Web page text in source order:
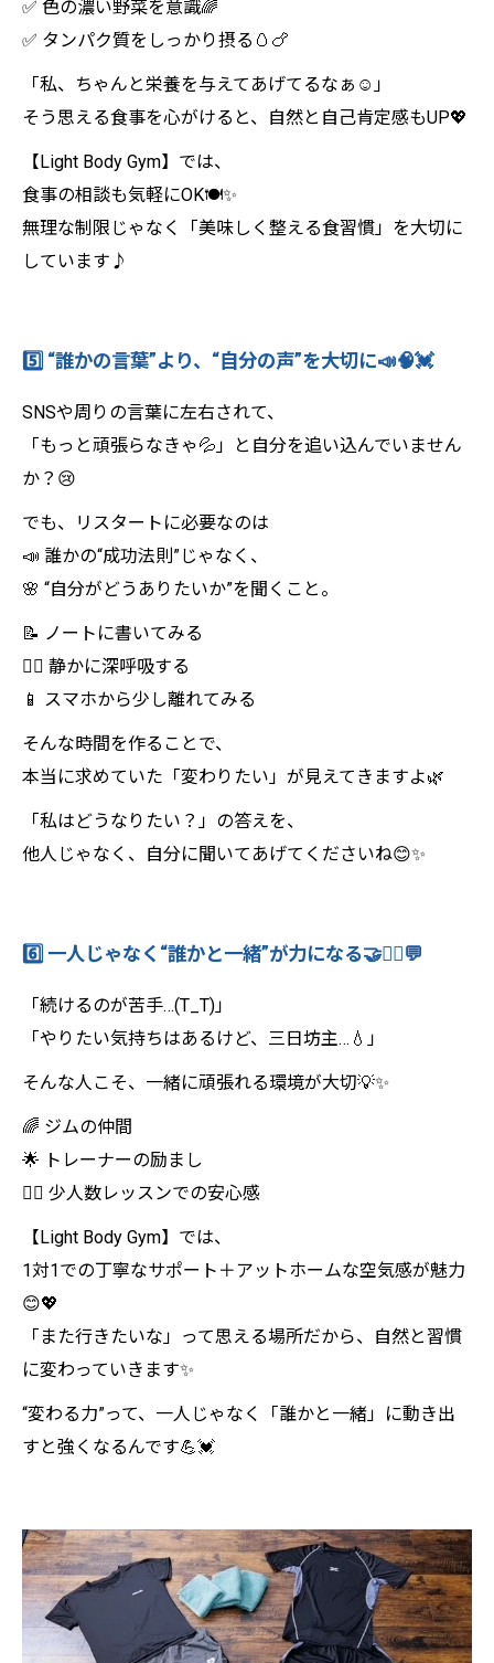
✅ 色の濃い野菜を意識🌈
✅ タンパク質をしっかり摂る🥚🍗
「私、ちゃんと栄養を与えてあげてるなぁ☺️」
そう思える食事を心がけると、自然と自己肯定感もUP💖
【Light Body Gym】では、
食事の相談も気軽にOK🍽️✨
無理な制限じゃなく「美味しく整える食習慣」を大切に
しています♪
5️⃣ “誰かの言葉”より、“自分の声”を大切に📣🧠💓
SNSや周りの言葉に左右されて、
「もっと頑張らなきゃ💦」と自分を追い込んでいません
か？😢
でも、リスタートに必要なのは
📣 誰かの“成功法則”じゃなく、
🌸 “自分がどうありたいか”を聞くこと。
📝 ノートに書いてみる
🧘‍♀️ 静かに深呼吸する
📱 スマホから少し離れてみる
そんな時間を作ることで、
本当に求めていた「変わりたい」が見えてきますよ🌿
「私はどうなりたい？」の答えを、
他人じゃなく、自分に聞いてあげてくださいね😊✨
6️⃣ 一人じゃなく“誰かと一緒”が力になる🤝🏋️‍♀️💬
「続けるのが苦手…(T_T)」
「やりたい気持ちはあるけど、三日坊主…💧」
そんな人こそ、一緒に頑張れる環境が大切💡✨
🌈 ジムの仲間
🌟 トレーナーの励まし
🧘‍♀️ 少人数レッスンでの安心感
【Light Body Gym】では、
1対1での丁寧なサポート＋アットホームな空気感が魅力
😊💖
「また行きたいな」って思える場所だから、自然と習慣
に変わっていきます✨
“変わる力”って、一人じゃなく「誰かと一緒」に動き出
すと強くなるんです💪💓